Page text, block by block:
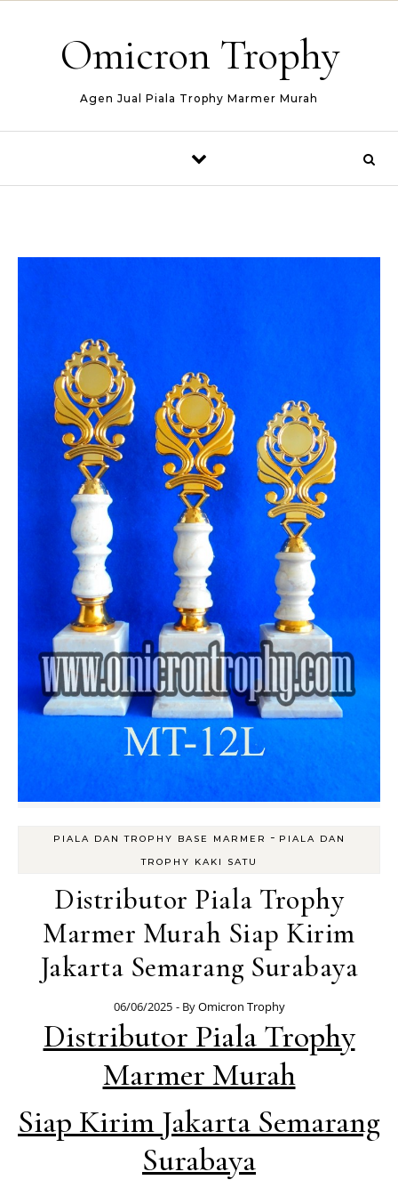
Omicron Trophy
Agen Jual Piala Trophy Marmer Murah
PIALA DAN TROPHY BASE MARMER - PIALA DAN
TROPHY KAKI SATU
Distributor Piala Trophy
Marmer Murah Siap Kirim
Jakarta Semarang Surabaya
06/06/2025 - ByOmicron Trophy
Distributor Piala Trophy
Marmer Murah
Siap Kirim Jakarta Semarang
Surabaya